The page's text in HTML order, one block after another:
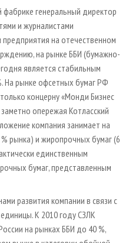
генеральный директор
и журналистами
на отечественном
на рынке ББИ (бумажно-
является стабильным
На рынке офсетных бумаг РФ
концерну «Монди Бизнес
опережая Котласский
компания занимает на
рынка) и жиропрочных бумаг (6
единственным
бумаг, представленным
развития компании в связи с
К 2010 году СЗЛК
на рынках ББИ до 40 %,